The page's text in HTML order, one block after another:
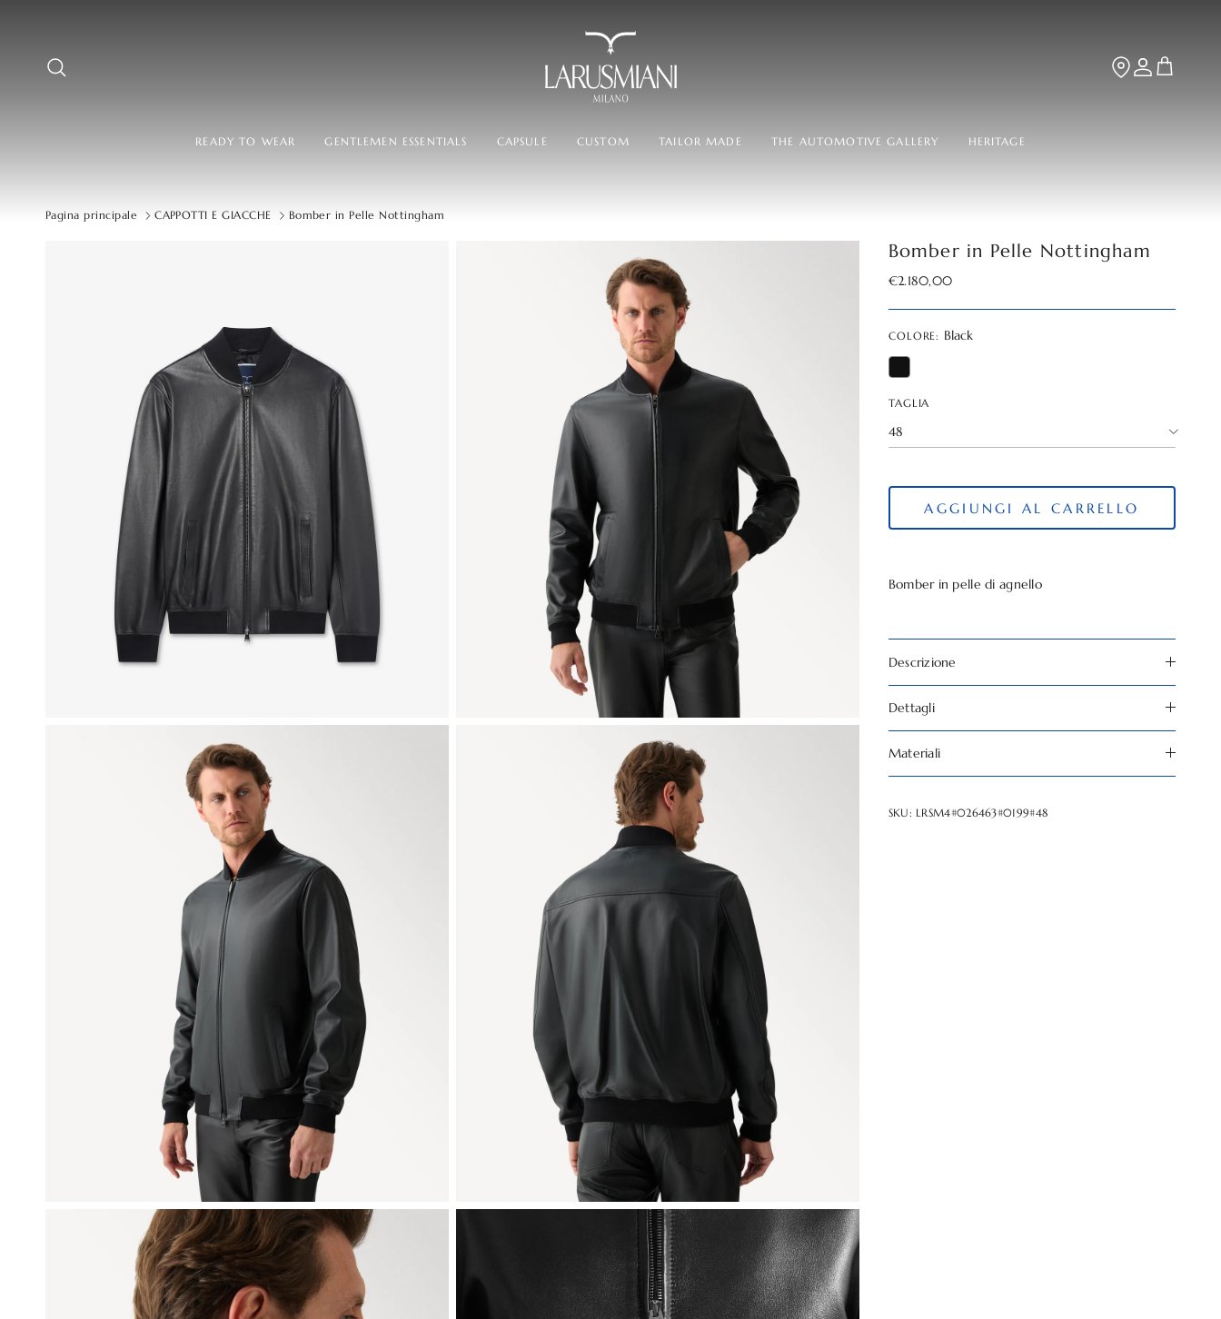
TROVA LA
Account
Carrello
READY TO WEAR GENTLEMEN ESSENTIALS CAPSULE CUSTOM TAILOR MADE THE AUTOMOTIVE GALLERY HERITAGE
Pagina principale CAPPOTTI E GIACCHE Bomber in Pelle Nottingham
Bomber in Pelle Nottingham
Prezzo normale
€2.180,00
TAGLIA
48
COLORE: Black
AGGIUNGI AL CARRELLO
Bomber in pelle di agnello
Descrizione
Dettagli
Materiali
SKU: LRSM4#026463#0199#48